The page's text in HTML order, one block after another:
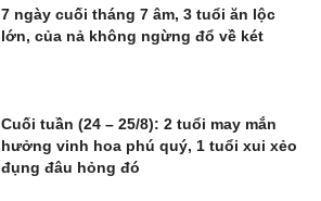
7 ngày cuối tháng 7 âm, 3 tuổi ăn lộc
lớn, của nả không ngừng đổ về két
Cuối tuần (24 – 25/8): 2 tuổi may mắn
hưởng vinh hoa phú quý, 1 tuổi xui xẻo
đụng đâu hỏng đó